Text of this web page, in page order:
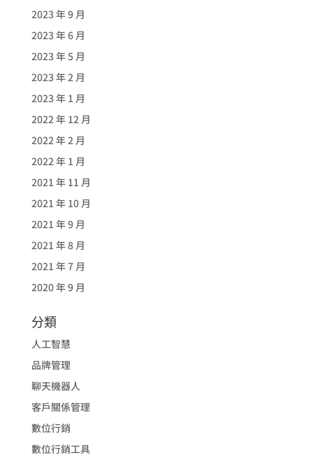
2023 年 9 月
2023 年 6 月
2023 年 5 月
2023 年 2 月
2023 年 1 月
2022 年 12 月
2022 年 2 月
2022 年 1 月
2021 年 11 月
2021 年 10 月
2021 年 9 月
2021 年 8 月
2021 年 7 月
2020 年 9 月
分類
人工智慧
品牌管理
聊天機器人
客戶關係管理
數位行銷
數位行銷工具